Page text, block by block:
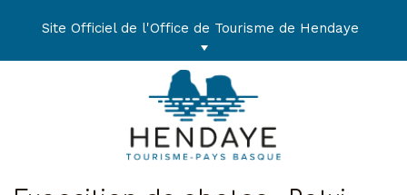
Site Officiel de l'Office de Tourisme de Hendaye